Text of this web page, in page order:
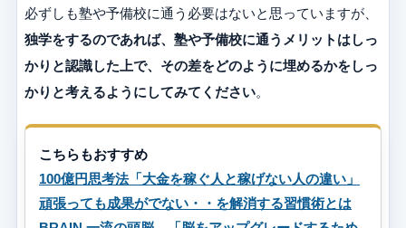
必ずしも塾や予備校に通う必要はないと思っていますが、
独学をするのであれば、塾や予備校に通うメリットはしっ
かりと認識した上で、その差をどのように埋めるかをしっ
かりと考えるようにしてみてください。
こちらもおすすめ
100億円思考法「大金を稼ぐ人と稼げない人の違い」
頑張っても成果がでない・・を解消する習慣術とは